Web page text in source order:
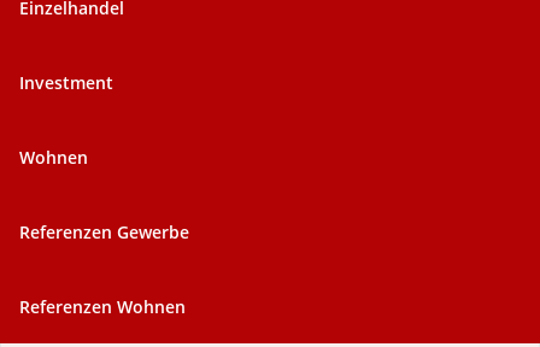
Einzelhandel
Investment
Wohnen
Referenzen Gewerbe
Referenzen Wohnen